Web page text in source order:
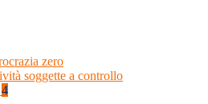
zero
soggette a controllo
4